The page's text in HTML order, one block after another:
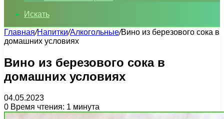
Искать
Главная/Напитки/Алкогольные/Вино из березового сока в
домашних условиях
Вино из березового сока в
домашних условиях
04.05.2023
0 Время чтения: 1 минута